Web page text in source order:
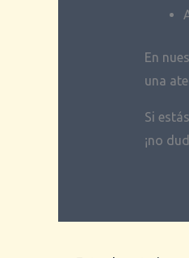
En
una
Si
¡no